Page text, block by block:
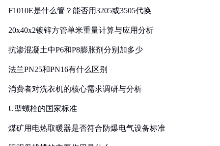
F1010E是什么管？能否用3205或3505代换
20x40x2镀锌方管单米重量计算与应用分析
抗渗混凝土中P6和P8膨胀剂分别加多少
法兰PN25和PN16有什么区别
消费者对洗衣机的核心需求调研与分析
U型螺栓的国家标准
煤矿用电热取暖器是否符合防爆电气设备标准